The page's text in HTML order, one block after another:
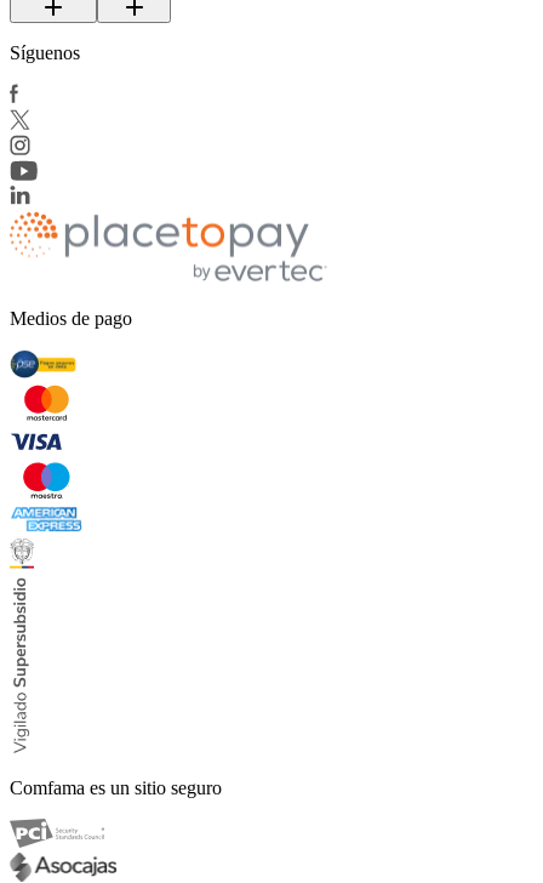
Síguenos
Medios de pago
Comfama es un sitio seguro